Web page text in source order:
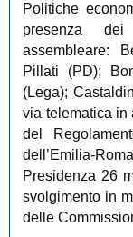
Politiche
presenza
assembleare:
Pillati (PD);
(Lega);
via telematica in
del
dell’Emilia-
Presidenza 26
svolgimento in
delle